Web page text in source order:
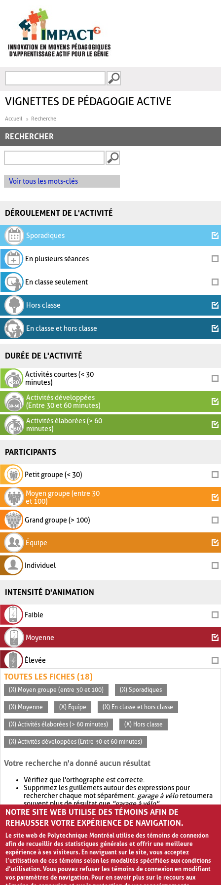
FORMULAIRE DE
VIGNETTES DE PÉDAGOGIE ACTIVE
Accueil Recherche
RECHERCHER
Voir tous les mots-clés
DÉROULEMENT DE L'ACTIVITÉ
Sporadiques
En plusieurs séances
En classe seulement
Hors classe
En classe et hors classe
DURÉE DE L'ACTIVITÉ
Activités courtes (< 30
minutes)
Activités développées
(Entre 30 et 60 minutes)
Activités élaborées (> 60
minutes)
PARTICIPANTS
Petit groupe (< 30)
Moyen groupe (entre 30
et 100)
Grand groupe (> 100)
Équipe
Individuel
INTENSITÉ D'ANIMATION
Faible
Moyenne
Élevée
TOUTES LES FICHES (18)
(X) Moyen groupe (entre 30 et 100) (X) Sporadiques
(X) Moyenne (X) Équipe (X) En classe et hors classe
(X) Activités élaborées (> 60 minutes) (X) Hors classe
(X) Activités développées (Entre 30 et 60 minutes)
Votre recherche n'a donné aucun résultat
Vérifiez que l'orthographe est correcte.
Supprimez les guillemets autour des expressions pour
rechercher chaque mot séparément. garage à véloretournera
souvent plus de résultat que"garage à vélo".
Envisagez d'élargir votre recherche avec OR.garage OR vélo
retournera souvent plus de résultat quegarage à vélo
NOTRE SITE WEB UTILISE DES TÉMOINS AFIN DE
REHAUSSER VOTRE EXPÉRIENCE DE NAVIGATION.
Le site web de Polytechnique Montréal utilise des témoins de connexion
afin de recueillir des statistiques générales et offrir une meilleure
expérience à ses visiteurs. En naviguant sur le site, vous acceptez
l’utilisation de ces témoins selon les modalités spécifiées aux conditions
d’utilisation. Vous pouvez refuser les témoins de connexion en modifiant
vos paramètres de navigation. Pour en savoir plus sur le recours aux